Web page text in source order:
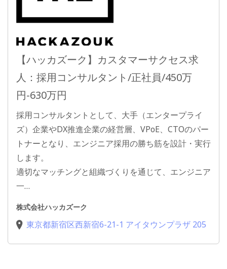
【ハッカズーク】カスタマーサクセス求
人：採用コンサルタント/正社員/450万
円-630万円
採用コンサルタントとして、大手（エンタープライ
ズ）企業やDX推進企業の経営層、VPoE、CTOのパー
トナーとなり、エンジニア採用の勝ち筋を設計・実行
します。
適切なマッチングと組織づくりを通じて、エンジニア
一…
株式会社ハッカズーク
東京都新宿区西新宿6-21-1 アイタウンプラザ 205